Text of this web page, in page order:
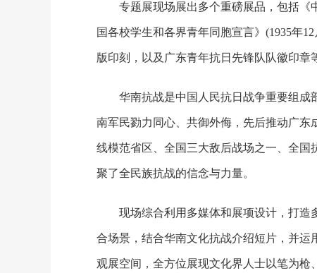
专题展现场展出多个重磅展品，包括《
国各校学生和各界青年同胞宣言》(1935年
版印刻，以及广东青年抗日先锋队队徽印章
华南抗战是中国人民抗日战争重要组
南军民勠力同心、共御外侮，先后推动广
线模范省区、全国三大敌后战场之一、全
聚了全民族抗战的信念与力量。
现场综合利用多媒体和展项设计，打
合场景，结合华南文化抗战介绍短片，并
观展空间，全方位展现文化界人士以笔为